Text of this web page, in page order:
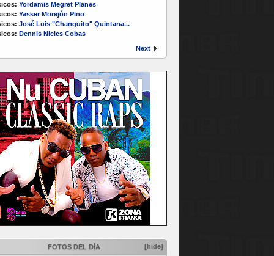
Yordamis Megret Planes
Yasser Morejón Pino
José Luis "Changuito" Quintana...
Dennis Nicles Cobas
Next
FOTOS DEL DÍA [hide]